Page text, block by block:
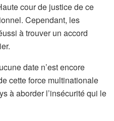
cour de justice de ce
Cependant, les
à trouver un accord
date n’est encore
cette force multinationale
à aborder l’insécurité qui le